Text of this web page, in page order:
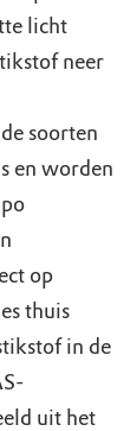
licht
neer
soorten
en worden
op
thuis
in de
uit het